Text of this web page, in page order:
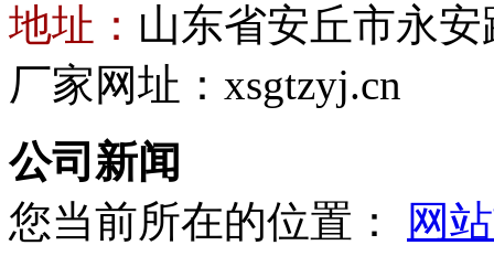
地址： 山东省安丘市永
厂家网址：xsgtzyj.cn
公司新闻
您当前所在的位置：
网